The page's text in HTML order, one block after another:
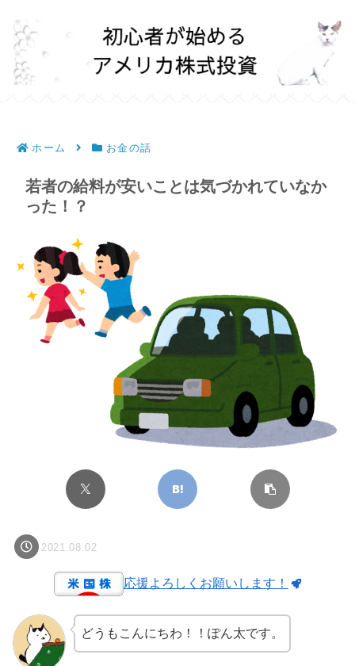
ホーム お金の話
若者の給料が安いことは気づかれていなか
った！？
2021.08.02
応援よろしくお願いします！
どうもこんにちわ！！ぽん太です。